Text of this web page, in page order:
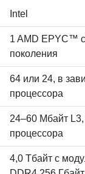
Intel
1 AMD EPYC™
поколения
64 или 24, в
процессора
24–60 Мбайт
процессора
4,0 Тбайт с